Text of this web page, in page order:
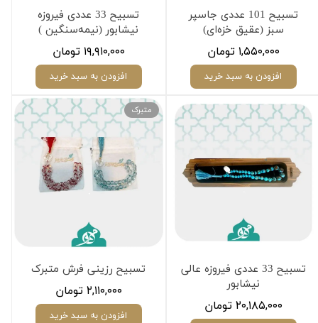
تسبیح 101 عددی جاسپر
سبز (عقیق خزه‌ای)
۱,۵۵۰,۰۰۰ تومان
افزودن به سبد خرید
تسبیح 33 عددی فیروزه
نیشابور (نیمه‌سنگین )
۱۹,۹۱۰,۰۰۰ تومان
افزودن به سبد خرید
تسبیح 33 عددی فیروزه عالی
نیشابور
۲۰,۱۸۵,۰۰۰ تومان
تسبیح رزینی فرش متبرک
۲,۱۱۰,۰۰۰ تومان
افزودن به سبد خرید
متبرک